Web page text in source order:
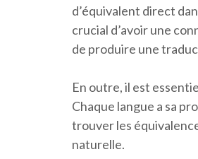
d’équivalent direct
crucial d’avoir une
de produire une
En outre, il est
Chaque langue a sa
trouver les
naturelle.